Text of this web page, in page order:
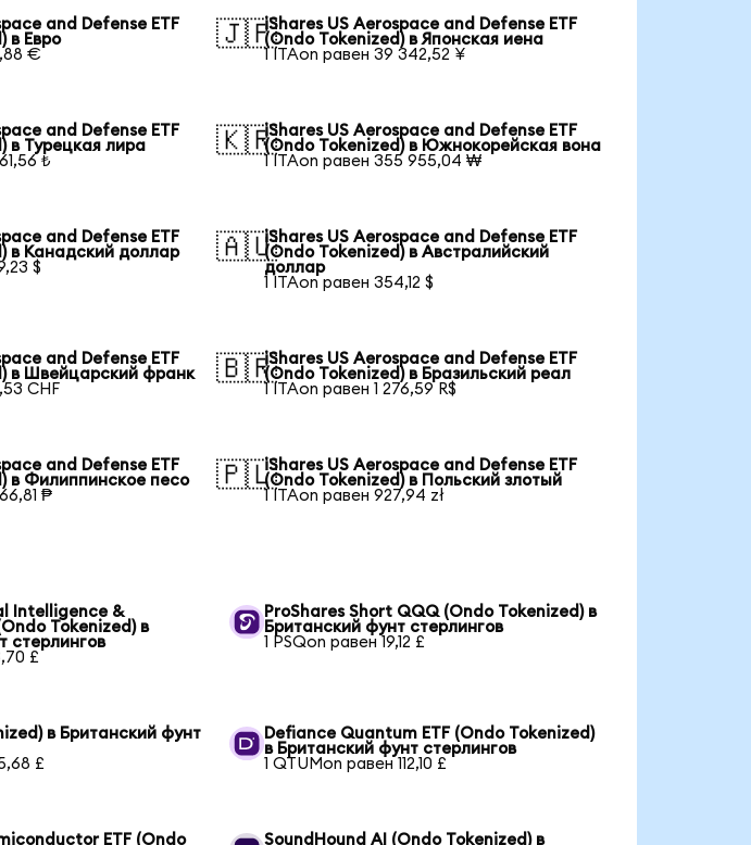
and Defense ETF
в Евро
€
🇯🇵iShares US Aerospace and Defense ETF
(Ondo Tokenized) в Японская иена
1 ITAon равен 39 342,52 ¥
and Defense ETF
в Турецкая лира
₺
🇰🇷iShares US Aerospace and Defense ETF
(Ondo Tokenized) в Южнокорейская вона
1 ITAon равен 355 955,04 ₩
and Defense ETF
в Канадский доллар
$
🇦🇺iShares US Aerospace and Defense ETF
(Ondo Tokenized) в Австралийский
доллар
1 ITAon равен 354,12 $
and Defense ETF
в Швейцарский франк
CHF
🇧🇷iShares US Aerospace and Defense ETF
(Ondo Tokenized) в Бразильский реал
1 ITAon равен 1 276,59 R$
and Defense ETF
в Филиппинское песо
₱
🇵🇱iShares US Aerospace and Defense ETF
(Ondo Tokenized) в Польский злотый
1 ITAon равен 927,94 zł
Intelligence &
Tokenized) в
стерлингов
£
ProShares Short QQQ (Ondo Tokenized) в
Британский фунт стерлингов
1 PSQon равен 19,12 £
в Британский фунт
£
Defiance Quantum ETF (Ondo Tokenized)
в Британский фунт стерлингов
1 QTUMon равен 112,10 £
ETF (Ondo SoundHound AI (Ondo Tokenized) в